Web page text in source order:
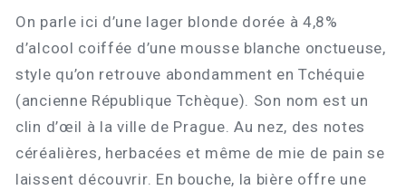
On parle ici d’une lager blonde dorée à 4,8%
d’alcool coiffée d’une mousse blanche onctueuse,
style qu’on retrouve abondamment en Tchéquie
(ancienne République Tchèque). Son nom est un
clin d’œil à la ville de Prague. Au nez, des notes
céréalières, herbacées et même de mie de pain se
laissent découvrir. En bouche, la bière offre une